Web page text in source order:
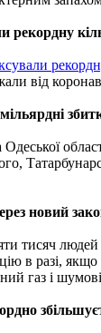
рекордну
від
новий
тисяч
в разі,
газ і